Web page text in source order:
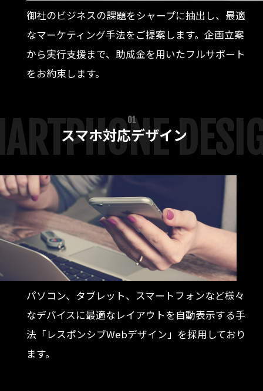
御社のビジネスの課題をシャープに抽出し、最適
なマーケティング手法をご提案します。企画立案
から実行支援まで、助成金を用いたフルサポート
をお約束します。
01
スマホ対応デザイン
パソコン、タブレット、スマートフォンなど様々
なデバイスに最適なレイアウトを自動表示する手
法「レスポンシブWebデザイン」を採用しており
ます。